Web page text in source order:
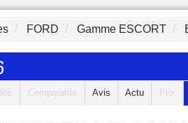
FORD Gamme ESCORT
Comparatifs Avis Actu Prix